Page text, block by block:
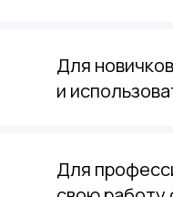
Для
и
Для